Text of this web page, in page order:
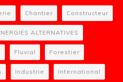
Chantier Constructeur
ALTERNATIVES
Fluvial Forestier
Industrie International